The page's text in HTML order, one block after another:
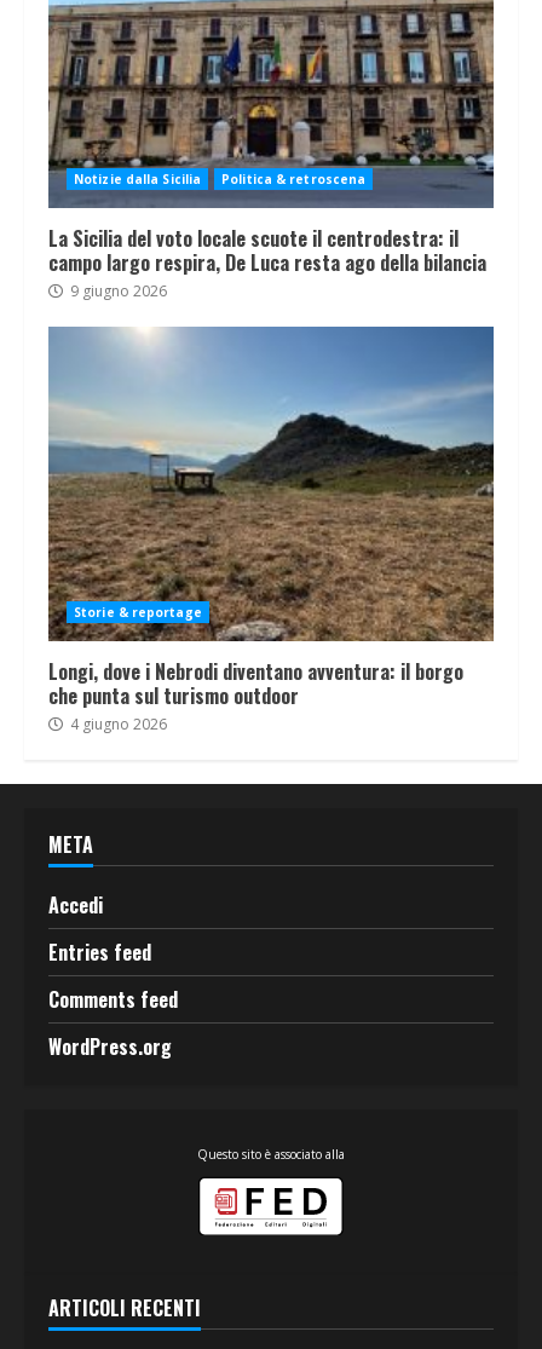
Notizie dalla Sicilia Politica & retroscena
La Sicilia del voto locale scuote il centrodestra: il
campo largo respira, De Luca resta ago della bilancia
9 giugno 2026
Storie & reportage
Longi, dove i Nebrodi diventano avventura: il borgo
che punta sul turismo outdoor
4 giugno 2026
META
Accedi
Entries feed
Comments feed
WordPress.org
Questo sito è associato alla
ARTICOLI RECENTI